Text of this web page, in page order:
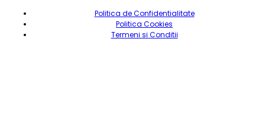
Politica de Confidentialitate
Politica Cookies
Termeni si Conditii